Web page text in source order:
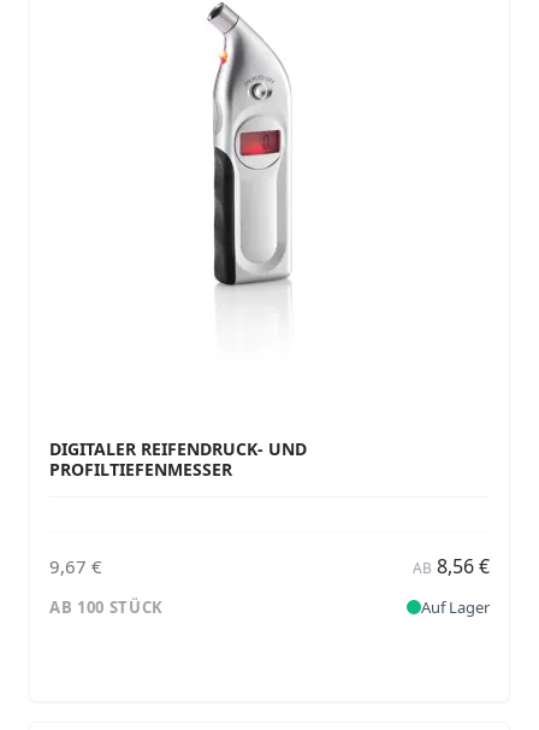
DIGITALER REIFENDRUCK- UND
PROFILTIEFENMESSER
9,67 € AB 8,56 €
AB 100 STÜCK Auf Lager